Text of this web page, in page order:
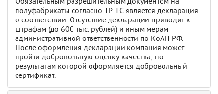
полуфабрикаты согласно ТР ТС является декларация
о соответствии. Отсутствие декларации приводит к
штрафам (до 600 тыс. рублей) и иным мерам
административной ответственности по КоАП РФ.
После оформления декларации компания может
пройти добровольную оценку качества, по
результатам которой оформляется добровольный
сертификат.